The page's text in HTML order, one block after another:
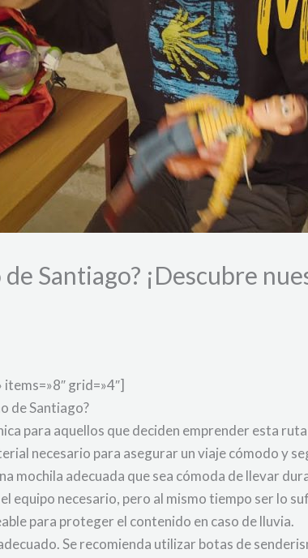
Santiago? ¡Descubre
grid=»4″]
de Santiago?
para aquellos que deciden emprender esta
necesario para asegurar un viaje cómodo y
mochila adecuada que sea cómoda de llevar
equipo necesario, pero al mismo tiempo ser lo
para proteger el contenido en caso de lluvia.
Se recomienda utilizar botas de